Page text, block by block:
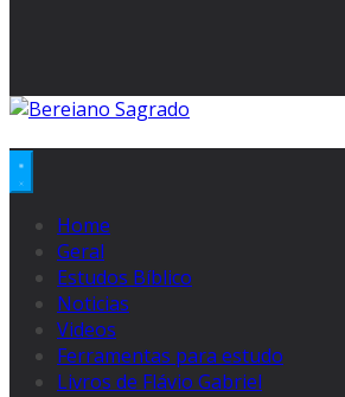
Home
Geral
Estudos Bíblico
Noticias
Videos
Ferramentas para estudo
Livros de Flávio Gabriel